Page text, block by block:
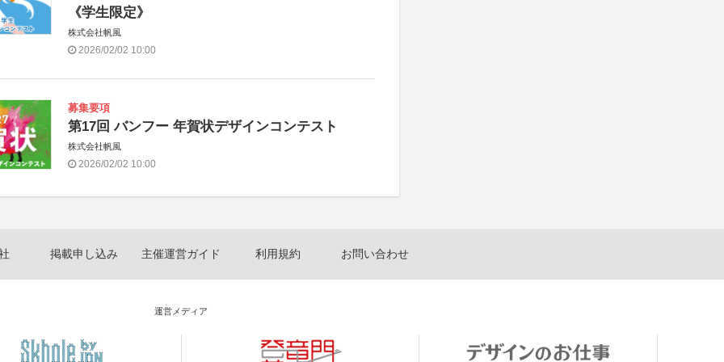
《学生限定》
株式会社帆風
2026/02/02 10:00
募集要項
第17回 バンフー 年賀状デザインコンテスト
株式会社帆風
2026/02/02 10:00
掲載申し込み 主催運営ガイド 利用規約 お問い合わせ
運営メディア